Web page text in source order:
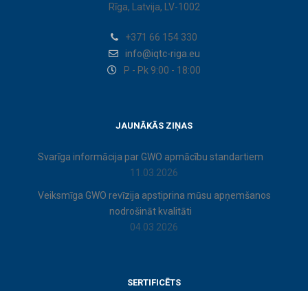
Rīga, Latvija, LV-1002
+371 66 154 330
info@iqtc-riga.eu
P - Pk 9:00 - 18:00
JAUNĀKĀS ZIŅAS
Svarīga informācija par GWO apmācību standartiem
11.03.2026
Veiksmīga GWO revīzija apstiprina mūsu apņemšanos
nodrošināt kvalitāti
04.03.2026
SERTIFICĒTS